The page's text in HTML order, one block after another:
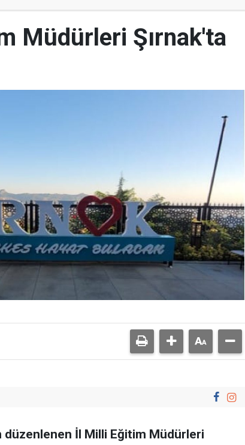
Müdürleri Şırnak'ta
düzenlenen İl Milli Eğitim Müdürleri